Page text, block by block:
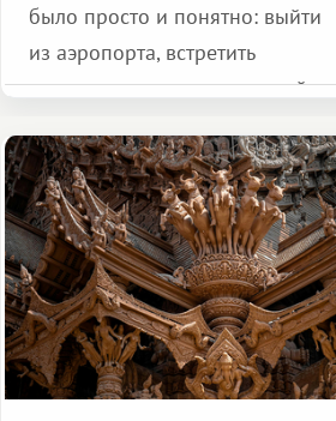
было просто и понятно: выйти
из аэропорта, встретить
представителя транспортной
и спокойно доехать до курорта.